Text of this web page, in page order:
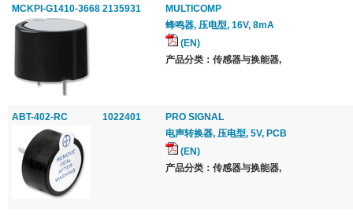
MCKPI-G1410-3668 2135931
MULTICOMP
蜂鸣器, 压电型, 16V, 8mA
(EN)
产品分类：传感器与换能器,
ABT-402-RC 1022401
PRO SIGNAL
电声转换器, 压电型, 5V, PCB
(EN)
产品分类：传感器与换能器,